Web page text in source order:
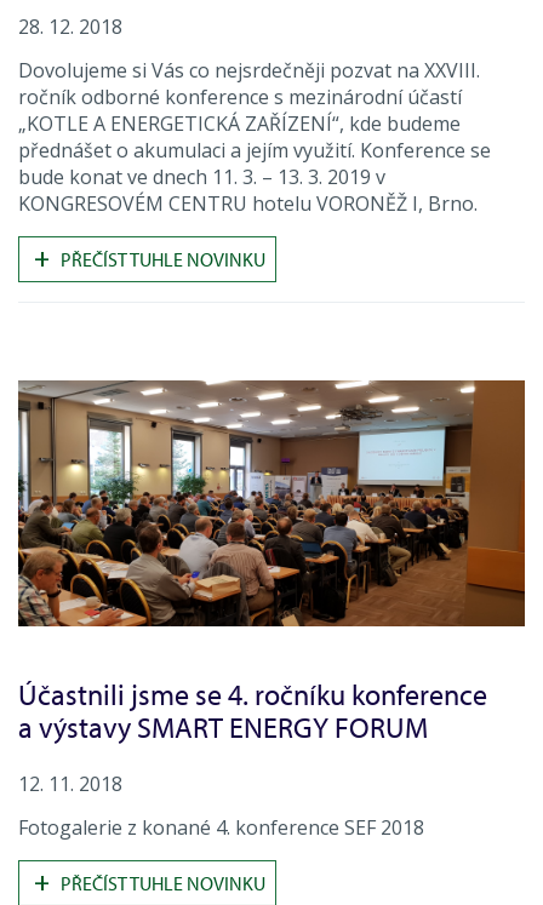
28. 12. 2018
Dovolujeme si Vás co nejsrdečněji pozvat na XXVIII.
ročník odborné konference s mezinárodní účastí
„KOTLE A ENERGETICKÁ ZAŘÍZENÍ“, kde budeme
přednášet o akumulaci a jejím využití. Konference se
bude konat ve dnech 11. 3. – 13. 3. 2019 v
KONGRESOVÉM CENTRU hotelu VORONĚŽ I, Brno.
+ PŘEČÍST TUHLE NOVINKU
Účastnili jsme se 4. ročníku konference
a výstavy SMART ENERGY FORUM
12. 11. 2018
Fotogalerie z konané 4. konference SEF 2018
+ PŘEČÍST TUHLE NOVINKU